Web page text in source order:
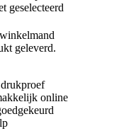
geselecteerd
geleverd.
online